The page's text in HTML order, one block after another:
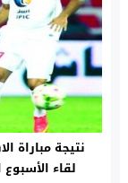
نتيجة مباراة
لقاء